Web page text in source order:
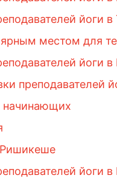
йоги в
местом для
йоги
преподавателей
начинающих
Ришикеше
йоги в